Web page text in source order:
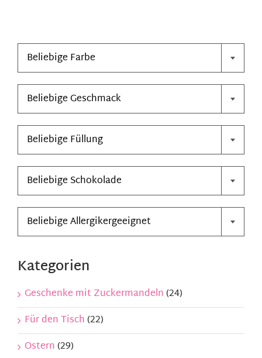
Mein Konto
Warenkorb
Beliebige Farbe

Beliebige Geschmack

Beliebige Füllung

Beliebige Schokolade

Beliebige Allergikergeeignet
Kategorien
Geschenke mit Zuckermandeln (24)
Für den Tisch (22)
Ostern (29)